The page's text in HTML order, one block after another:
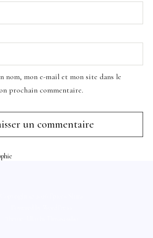
nom, mon e-mail et mon site dans le
prochain commentaire.